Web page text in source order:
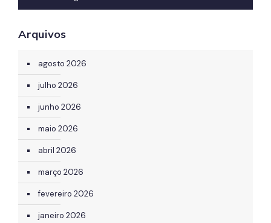
Arquivos
agosto 2026
julho 2026
junho 2026
maio 2026
abril 2026
março 2026
fevereiro 2026
janeiro 2026